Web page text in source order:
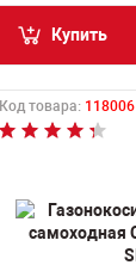
Купить
Код товара: 118006